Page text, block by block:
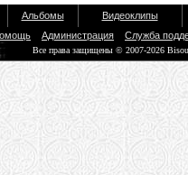
Альбомы
Видеоклипы
Администрация Служба
Все права защищены © 2007-2026